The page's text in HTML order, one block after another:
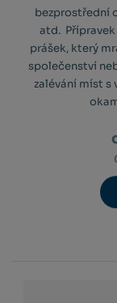
bezprostřední
atd. Přípravek
prášek, který
společenství
zalévání míst s